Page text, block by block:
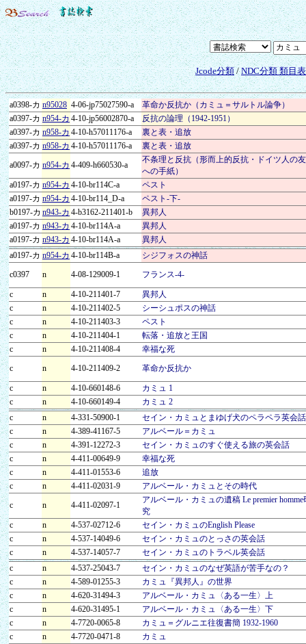
Jcode分類/NDC分類 類目
a0398-カ n95028 4-06-jp75027590-a
革命か反抗か（カミュ＝サルトル論争）
a0397-カ n954-カ 4-10-jp56002870-a
反抗の論理（1942-1951）
a0397-カ n958-カ 4-10-h57011176-a
裏と表・追放
a0397-カ n958-カ 4-10-h57011176-a
裏と表・追放
a0097-カ n954-カ 4-409-h660530-a
不条理と反抗（形而上的反抗・ドイツ人の友
への手紙）
a0197-カ n954-カ 4-10-br114C-a
ペスト
a0197-カ n954-カ 4-10-br114_D-a
ペスト-下-
b0197-カ n943-カ 4-b3162-211401-b
異邦人
a0197-カ n943-カ 4-10-br114A-a
異邦人
a0197-カ n943-カ 4-10-br114A-a
異邦人
a0197-カ n954-カ 4-10-br114B-a
シジフォスの神話
c0397
n 4-08-129009-1 フランス-4-
c n 4-10-211401-7
異邦人
c
n 4-10-211402-5
シーシュポスの神話
c
n 4-10-211403-3
ペスト
c
n 4-10-211404-1
転落・追放と王国
c
n 4-10-211408-4
幸福な死
c
n 4-10-211409-2 革命か反抗か
c n 4-10-660148-6
カミュ 1
c
n 4-10-660149-4
カミュ 2
c
n 4-331-50900-1
セイン・カミュとまゆげ犬のペラペラ英会話
c
n 4-389-41167-5
アルベール＝カミュ
c
n 4-391-12272-3
セイン・カミュのすぐ使える旅の英会話
c
n 4-411-00649-9
幸福な死
c
n 4-411-01553-6
追放
c
n 4-411-02031-9
アルベール・カミュとその時代
c
n 4-411-02097-1
アルベール・カミュの遺稿 Le premier homme
究
c
n 4-537-02712-6
セイン・カミュのEnglish Please
c
n 4-537-14049-6
セイン・カミュのとっさの英会話
c
n 4-537-14057-7
セイン・カミュのトラベル英会話
c
n 4-537-25043-7
セイン・カミュのなぜ英語が苦手なの？
c
n 4-589-01255-3
カミュ『異邦人』の世界
c
n 4-620-31494-3
アルベール・カミュ〈ある一生〉上
c
n 4-620-31495-1
アルベール・カミュ〈ある一生〉下
c
n 4-7720-0065-8
カミュ＝グルニエ往復書簡 1932‐1960
c
n 4-7720-0471-8
カミュ